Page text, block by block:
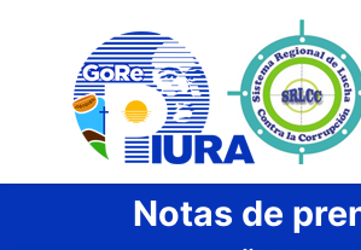
Notas de